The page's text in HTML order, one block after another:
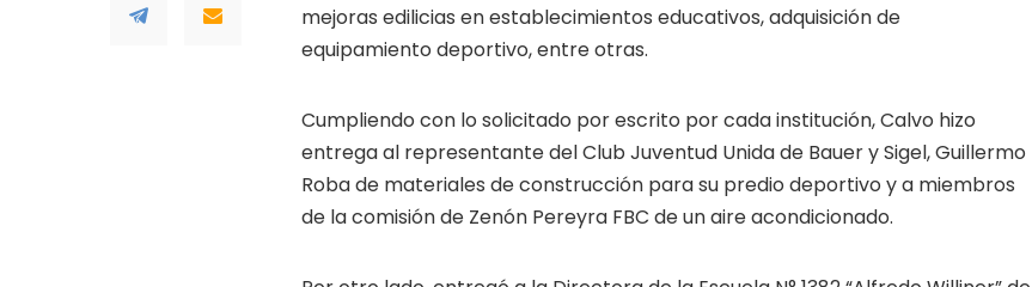
mejoras edilicias en establecimientos educativos, adquisición de
equipamiento deportivo, entre otras.
Cumpliendo con lo solicitado por escrito por cada institución, Calvo hizo
entrega al representante del Club Juventud Unida de Bauer y Sigel, Guillermo
Roba de materiales de construcción para su predio deportivo y a miembros
de la comisión de Zenón Pereyra FBC de un aire acondicionado.